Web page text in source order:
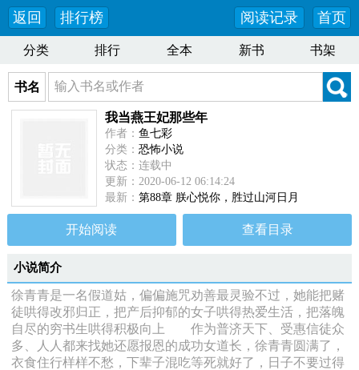
返回 排行榜 首页
阅读记录
分类 排行 全本 新书 书架
书名
我当燕王妃那些年
作者： 鱼七彩
分类： 恐怖小说
状态：连载中
更新：2020-06-12 06:14:24
最新： 第88章 朕心悦你，胜过山河日月
开始阅读 查看目录
小说简介
徐青青是一名假道姑，偏偏施咒劝善最灵验不过，她能把赌
徒哄得改邪归正，把产后抑郁的女子哄得热爱生活，把落魄
自尽的穷书生哄得积极向上 作为普济天下、受惠信徒众
多、人人都来找她还愿报恩的成功女道长，徐青青圆满了，
衣食住行样样不愁，下辈子混吃等死就好了，日子不要过得